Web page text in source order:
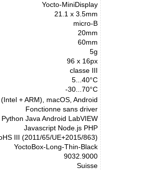
Yocto-MiniDisplay
21.1 x 3.5mm
micro-B
20mm
60mm
5g
96 x 16px
classe III
5...40°C
-30...70°C
+ ARM), macOS, Android
Fonctionne sans driver
Java Android LabVIEW
Javascript Node.js PHP
III (2011/65/UE+2015/863)
YoctoBox-Long-Thin-Black
9032.9000
Suisse